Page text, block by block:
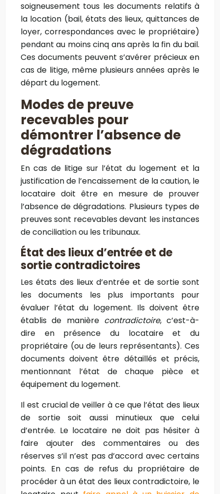
soigneusement tous les documents relatifs à
la location (bail, états des lieux, quittances de
loyer, correspondances avec le propriétaire)
pendant au moins cinq ans après la fin du bail.
Ces documents peuvent s’avérer précieux en
cas de litige, même plusieurs années après le
départ du logement.
Modes de preuve
recevables pour
démontrer l’absence de
dégradations
En cas de litige sur l’état du logement et la
justification de l’encaissement de la caution, le
locataire doit être en mesure de prouver
l’absence de dégradations. Plusieurs types de
preuves sont recevables devant les instances
de conciliation ou les tribunaux.
État des lieux d’entrée et de
sortie contradictoires
Les états des lieux d’entrée et de sortie sont
les documents les plus importants pour
évaluer l’état du logement. Ils doivent être
établis de manière contradictoire, c’est-à-
dire en présence du locataire et du
propriétaire (ou de leurs représentants). Ces
documents doivent être détaillés et précis,
mentionnant l’état de chaque pièce et
équipement du logement.
Il est crucial de veiller à ce que l’état des lieux
de sortie soit aussi minutieux que celui
d’entrée. Le locataire ne doit pas hésiter à
faire ajouter des commentaires ou des
réserves s’il n’est pas d’accord avec certains
points. En cas de refus du propriétaire de
procéder à un état des lieux contradictoire, le